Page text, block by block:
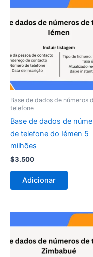
Base de dados de números
telefone
Base de dados de
de telefone do Iémen 5
milhões
$3.500
Adicionar